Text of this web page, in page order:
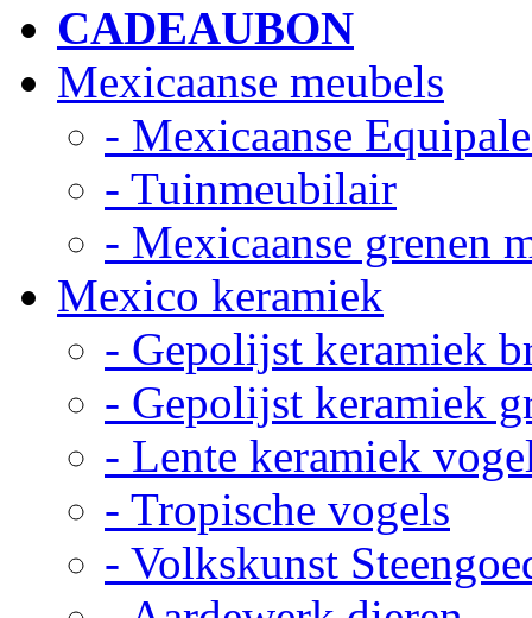
CADEAUBON
Mexicaanse meubels
- Mexicaanse
- Tuinmeubilair
- Mexicaanse grenen
Mexico keramiek
- Gepolijst keramiek
- Gepolijst keramiek
- Lente keramiek
- Tropische vogels
- Volkskunst